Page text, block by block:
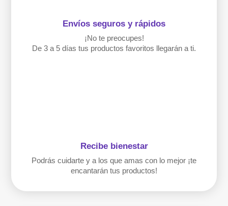
Envíos seguros y rápidos
¡No te preocupes!
De 3 a 5 días tus productos favoritos llegarán a ti.
Recibe bienestar
Podrás cuidarte y a los que amas con lo mejor ¡te
encantarán tus productos!